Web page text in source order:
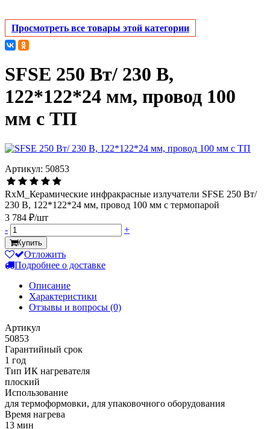
Просмотреть все товары этой категории
SFSE 250 Вт/ 230 В,
122*122*24 мм, провод 100
мм с ТП
Артикул: 50853
RxM_Керамические инфракрасные излучатели SFSE 250 Вт/
230 В, 122*122*24 мм, провод 100 мм с термопарой
3 784 ₽/шт
-
+
Купить
Отложить
Подробнее о доставке
Описание
Характеристики
Отзывы и вопросы (0)
Артикул
50853
Гарантийный срок
1 год
Тип ИК нагревателя
плоский
Использование
для термоформовки, для упаковочного оборудования
Время нагрева
13 мин